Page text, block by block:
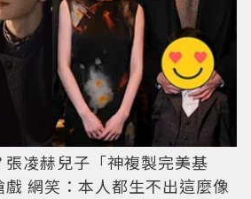
凌赫兒子「神複製完美基
網笑：本人都生不出這麼像